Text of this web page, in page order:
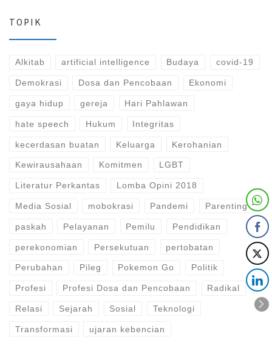
TOPIK
Alkitab artificial intelligence Budaya covid-19
Demokrasi Dosa dan Pencobaan Ekonomi
gaya hidup gereja Hari Pahlawan
hate speech Hukum Integritas
kecerdasan buatan Keluarga Kerohanian
Kewirausahaan Komitmen LGBT
Literatur Perkantas Lomba Opini 2018
Media Sosial mobokrasi Pandemi Parenting
paskah Pelayanan Pemilu Pendidikan
perekonomian Persekutuan pertobatan
Perubahan Pileg Pokemon Go Politik
Profesi Profesi Dosa dan Pencobaan Radikal
Relasi Sejarah Sosial Teknologi
Transformasi ujaran kebencian